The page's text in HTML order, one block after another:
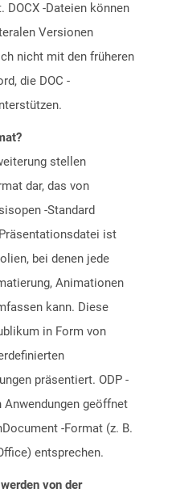
DOCX -Dateien können
Versionen
nicht mit den früheren
die DOC -
stellen
dar, das von
-Standard
ist
bei denen jede
Animationen
kann. Diese
in Form von
präsentiert. ODP -
Anwendungen geöffnet
-Format (z. B.
entsprechen.
von der